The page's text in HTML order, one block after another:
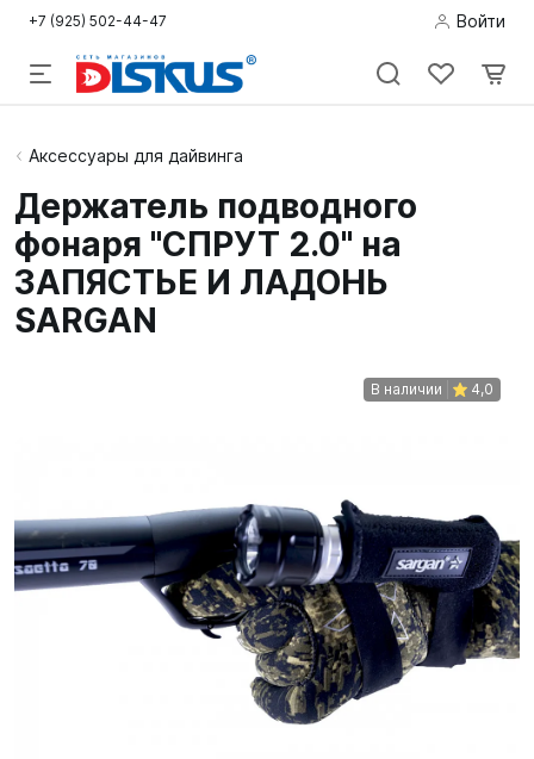
+7 (925) 502-44-47 Войти
Подводная
Дайвинг
Снорклинг /
Пляж
SUP-
сёрфинг
Аксессуары для дайвинга
Держатель подводного
фонаря "СПРУТ 2.0" на
ЗАПЯСТЬЕ И ЛАДОНЬ
SARGAN
В наличии 4,0